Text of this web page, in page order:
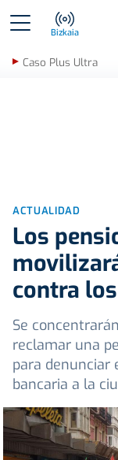
Bizkaia
Caso Plus Ultra
ACTUALIDAD
Los
contra
Se
reclamar una
para denunciar
bancaria a la